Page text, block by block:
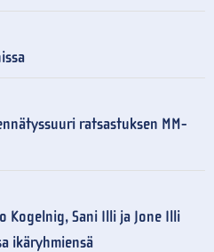
ratsastuksen MM-
Kogelnig, Sani Illi ja Jone Illi
ikäryhmiensä